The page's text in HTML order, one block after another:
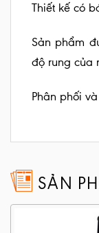
Thiết kế có
Sản phẩm
độ rung của
Phân phối
SẢN